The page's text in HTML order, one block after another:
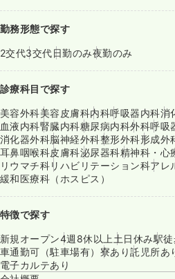
勤務形態で探す
2交代3交代日勤のみ夜勤のみ
診療科目で探す
美容外科美容皮膚科内科呼吸器内科消
血液内科腎臓内科糖尿病内科外科呼吸
消化器外科脳神経外科整形外科形成外
耳鼻咽喉科皮膚科泌尿器科精神科・心
リウマチ科リハビリテーション科アレ
緩和医療科（ホスピス）
特徴で探す
新規オープン4週8休以上 土日休み駅
車通勤可（駐車場有） 寮あり託児所あ
電子カルテあり